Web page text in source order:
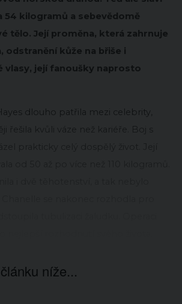
54 kilogramů a sebevědomě
tělo. Její proměna, která zahrnuje
odstranění kůže na břiše i
vlasy, její fanoušky naprosto
dlouho patřila mezi celebrity,
níže...